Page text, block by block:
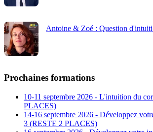
Antoine & Zoé : Question
Prochaines formations
10-11 septembre 2026 - L'intuition du
PLACES)
14-16 septembre 2026 - Développez
3 (RESTE 2 PLACES)